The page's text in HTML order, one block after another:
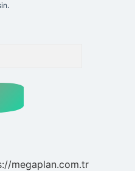
megaplan.com.tr